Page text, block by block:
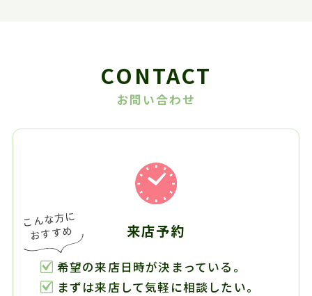
CONTACT
お問い合わせ
来店予約
希望の来店日時が決まっている。
まずは来店して気軽に相談したい。